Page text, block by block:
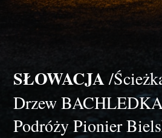
SŁOWACJA/
Drzew
Podróży Pionier